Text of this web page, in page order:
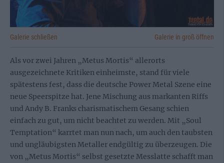
Galerie schließen Galerie in groß öffnen
Als vor zwei Jahren „Metus Mortis“ allerorts
ausgezeichnete Kritiken einheimste, stand für viele
spätestens fest, dass die deutsche Power Metal Szene eine
neue Speerspitze hat. Jene Mischung aus markanten Riffs
und Andy B. Franks charismatischem Gesang schien
einfach zu gut, um nicht beachtet zu werden. Mit „Soul
Temptation“ karrtet man nun nach, um auch den taubsten
und ungläubigsten Metaller endgültig zu überzeugen. Die
von „Metus Mortis“ selbst gesetzte Messlatte schafft man